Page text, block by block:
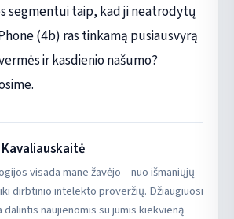
segmentui taip, kad ji neatrodytų
(4b) ras tinkamą pusiausvyrą
ir kasdienio našumo?
visada mane žavėjo – nuo išmaniųjų
dirbtinio intelekto proveržių. Džiaugiuosi
dalintis naujienomis su jumis kiekvieną